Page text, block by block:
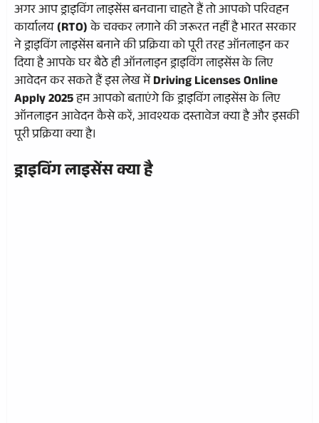
अगर आप ड्राइविंग लाइसेंस बनवाना चाहते हैं तो आपको परिवहन
कार्यालय(RTO)के चक्कर लगाने की जरूरत नहीं है भारत सरकार
ने ड्राइविंग लाइसेंस बनाने की प्रक्रिया को पूरी तरह ऑनलाइन कर
दिया है आपके घर बैठे ही ऑनलाइन ड्राइविंग लाइसेंस के लिए
आवेदन कर सकते हैं इस लेख मेंDriving Licenses Online
Apply 2025हम आपको बताएंगे कि ड्राइविंग लाइसेंस के लिए
ऑनलाइन आवेदन कैसे करें, आवश्यक दस्तावेज क्या है और इसकी
पूरी प्रक्रिया क्या है।
ड्राइविंग लाइसेंस क्या है